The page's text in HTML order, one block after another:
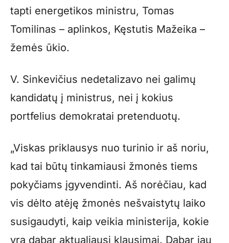
tapti energetikos ministru, Tomas
Tomilinas – aplinkos, Kęstutis Mažeika –
žemės ūkio.
V. Sinkevičius nedetalizavo nei galimų
kandidatų į ministrus, nei į kokius
portfelius demokratai pretenduotų.
„Viskas priklausys nuo turinio ir aš noriu,
kad tai būtų tinkamiausi žmonės tiems
pokyčiams įgyvendinti. Aš norėčiau, kad
vis dėlto atėję žmonės nešvaistytų laiko
susigaudyti, kaip veikia ministerija, kokie
yra dabar aktualiausi klausimai. Dabar jau